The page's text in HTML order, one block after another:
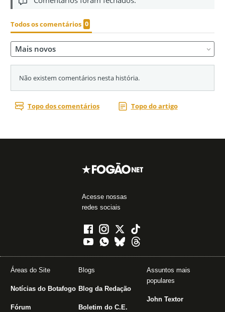
Acesse nossas
redes sociais
Áreas do Site
Notícias do Botafogo
Fórum
Blogs
Blog da Redação
Boletim do C.E.
Assuntos mais
populares
John Textor